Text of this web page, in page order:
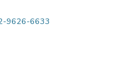
9626-6633